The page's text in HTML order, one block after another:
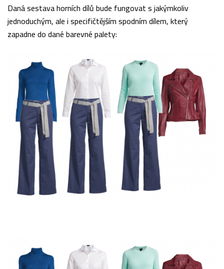
Daná sestava horních dílů bude fungovat s jakýmkoliv
jednoduchým, ale i specifičtějším spodním dílem, který
zapadne do dané barevné palety: